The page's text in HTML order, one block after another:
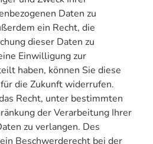
Daten zu
ein Recht, die
dieser Daten zu
Einwilligung zur
haben, können Sie diese
die Zukunft widerrufen.
Recht, unter bestimmten
der Verarbeitung Ihrer
zu verlangen. Des
Beschwerderecht bei der